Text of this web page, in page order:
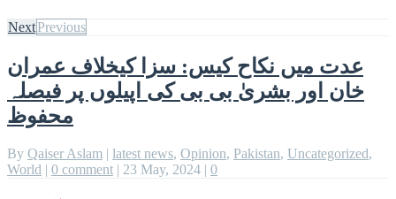
NextPrevious
عدت میں نکاح کیس: سزا کیخلاف عمران
خان اور بشریٰ بی بی کی اپیلوں پر فیصلہ
محفوظ
By Qaiser Aslam | latest news, Opinion, Pakistan, Uncategorized,
World | 0 comment | 23 May, 2024 | 0